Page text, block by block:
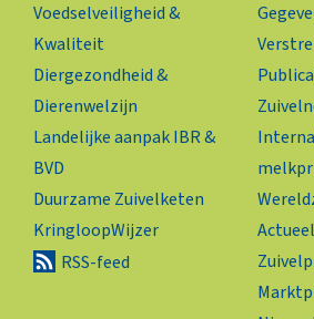
Voedselveiligheid &
Kwaliteit
Diergezondheid &
Dierenwelzijn
Landelijke aanpak IBR &
BVD
Duurzame Zuivelketen
KringloopWijzer
RSS-feed
Actueel